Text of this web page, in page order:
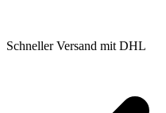
Schneller Versand mit DHL